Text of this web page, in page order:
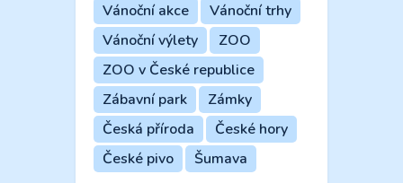
Vánoční akce
Vánoční trhy
Vánoční výlety
ZOO
ZOO v České republice
Zábavní park
Zámky
Česká příroda
České hory
České pivo
Šumava